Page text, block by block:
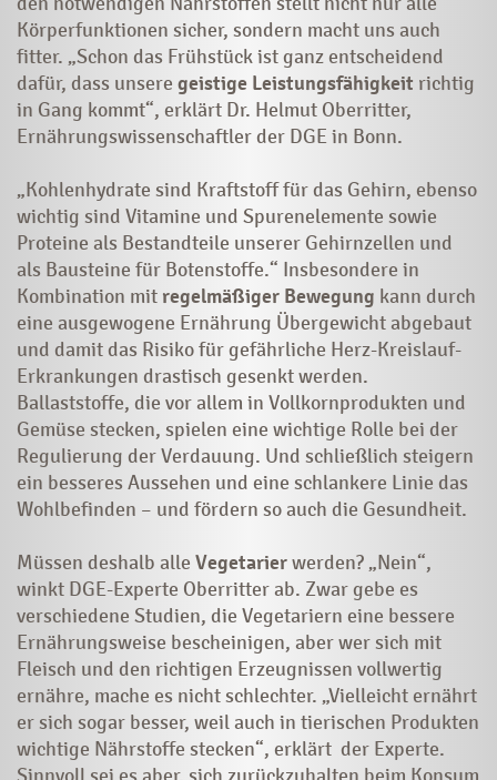
Körperfunktionen sicher, sondern macht uns auch
fitter. „Schon das Frühstück ist ganz entscheidend
dafür, dass unsere geistige Leistungsfähigkeit richtig
in Gang kommt“, erklärt Dr. Helmut Oberritter,
Ernährungswissenschaftler der DGE in Bonn.
„Kohlenhydrate sind Kraftstoff für das Gehirn, ebenso
wichtig sind Vitamine und Spurenelemente sowie
Proteine als Bestandteile unserer Gehirnzellen und
als Bausteine für Botenstoffe.“ Insbesondere in
Kombination mit regelmäßiger Bewegung kann durch
eine ausgewogene Ernährung Übergewicht abgebaut
und damit das Risiko für gefährliche Herz-Kreislauf-
Erkrankungen drastisch gesenkt werden.
Ballaststoffe, die vor allem in Vollkornprodukten und
Gemüse stecken, spielen eine wichtige Rolle bei der
Regulierung der Verdauung. Und schließlich steigern
ein besseres Aussehen und eine schlankere Linie das
Wohlbefinden – und fördern so auch die Gesundheit.
Müssen deshalb alle Vegetarierwerden? „Nein“,
winkt DGE-Experte Oberritter ab. Zwar gebe es
verschiedene Studien, die Vegetariern eine bessere
Ernährungsweise bescheinigen, aber wer sich mit
Fleisch und den richtigen Erzeugnissen vollwertig
ernähre, mache es nicht schlechter. „Vielleicht ernährt
er sich sogar besser, weil auch in tierischen Produkten
wichtige Nährstoffe stecken“, erklärt der Experte.
Sinnvoll sei es aber, sich zurückzuhalten beim Konsum